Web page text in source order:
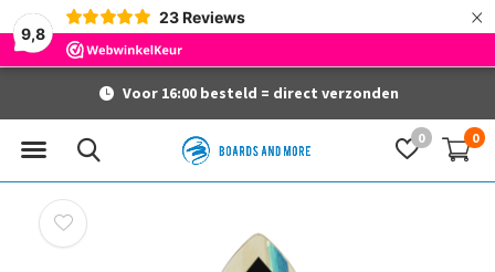
9,8
23 Reviews ×
0 0
Voor 16:00 besteld = direct verzonden